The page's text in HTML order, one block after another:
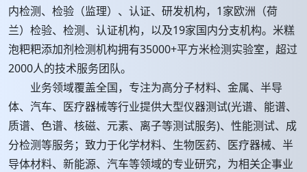
内检测、检验（监理）、认证、研发机构，1家欧洲（荷
兰）检验、检测、认证机构，以及19家国内分支机构。米糕
泡粑粑添加剂检测机构拥有35000+平方米检测实验室，超过
2000人的技术服务团队。
业务领域覆盖全国，专注为高分子材料、金属、半导
体、汽车、医疗器械等行业提供大型仪器测试(光谱、能谱、
质谱、色谱、核磁、元素、离子等测试服务)、性能测试、成
分检测等服务；致力于化学材料、生物医药、医疗器械、半
导体材料、新能源、汽车等领域的专业研究，为相关企事业